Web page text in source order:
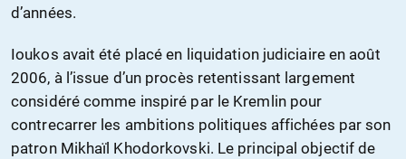
d’années.
Ioukos avait été placé en liquidation judiciaire en août
2006, à l’issue d’un procès retentissant largement
considéré comme inspiré par le Kremlin pour
contrecarrer les ambitions politiques affichées par son
patron Mikhaïl Khodorkovski. Le principal objectif de